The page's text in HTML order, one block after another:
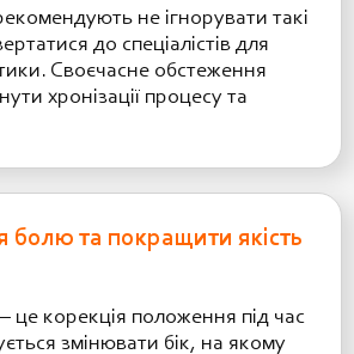
не ігнорувати такі
до спеціалістів для
Своєчасне обстеження
хронізації процесу та
болю та покращити якість
корекція положення під час
змінювати бік, на якому